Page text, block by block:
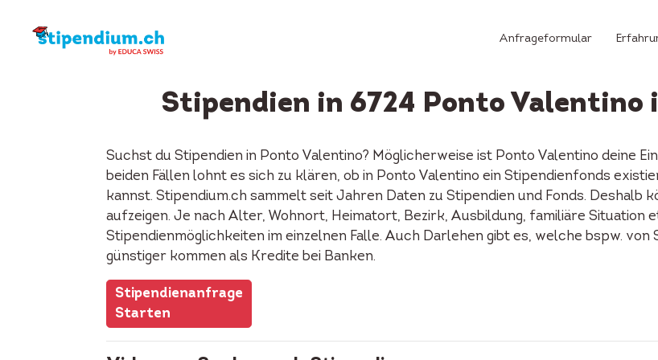
Anfrageformular
Stipendien in 6724 Ponto Valentino
Suchst du Stipendien in Ponto Valentino? Möglicherweise ist Ponto Valentino deine
beiden Fällen lohnt es sich zu klären, ob in Ponto Valentino ein Stipendienfonds
kannst. Stipendium.ch sammelt seit Jahren Daten zu Stipendien und Fonds. Deshalb
aufzeigen. Je nach Alter, Wohnort, Heimatort, Bezirk, Ausbildung, familiäre Situation
Stipendienmöglichkeiten im einzelnen Falle. Auch Darlehen gibt es, welche bspw.
günstiger kommen als Kredite bei Banken.
Stipendienanfrage
Starten